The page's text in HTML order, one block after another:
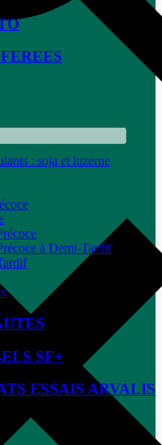
: soja et luzerne
à Demi-Tardif
SF+
ESSAIS ARVALIS